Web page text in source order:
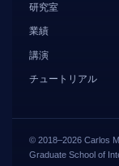
研究室
業績
講演
チュートリアル
© 2018–2026 Carlos
Graduate School of